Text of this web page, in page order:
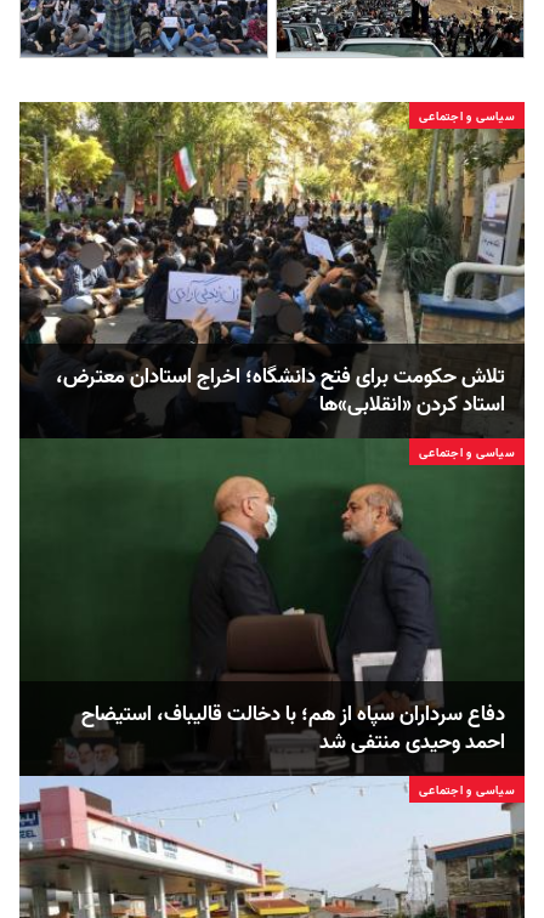
سیاسی و اجتماعی
تلاش حکومت برای فتح دانشگاه؛ اخراج استادان معترض،
استاد کردن «انقلابی»ها
سیاسی و اجتماعی
دفاع سرداران سپاه از هم؛ با دخالت قالیباف، استیضاح
احمد وحیدی منتفی شد
سیاسی و اجتماعی